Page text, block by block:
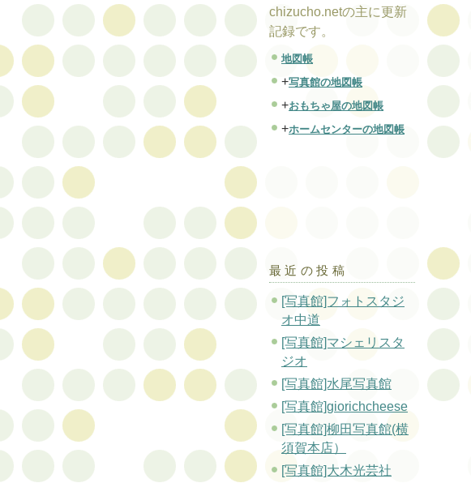
chizucho.netの主に更新
記録です。
地図帳
+写真館の地図帳
+おもちゃ屋の地図帳
+ホームセンターの地図帳
最近の投稿
[写真館]フォトスタジ
オ中道
[写真館]マシェリスタ
ジオ
[写真館]水尾写真館
[写真館]giorichcheese
[写真館]柳田写真館(横
須賀本店）
[写真館]大木光芸社